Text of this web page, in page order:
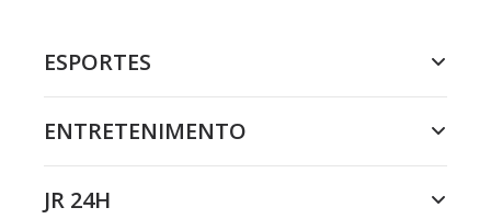
ESPORTES
ENTRETENIMENTO
JR 24H